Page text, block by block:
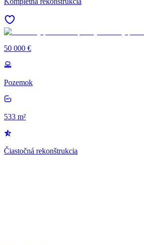
50 000 €
Pozemok
533 m²
Čiastočná rekonštrukcia